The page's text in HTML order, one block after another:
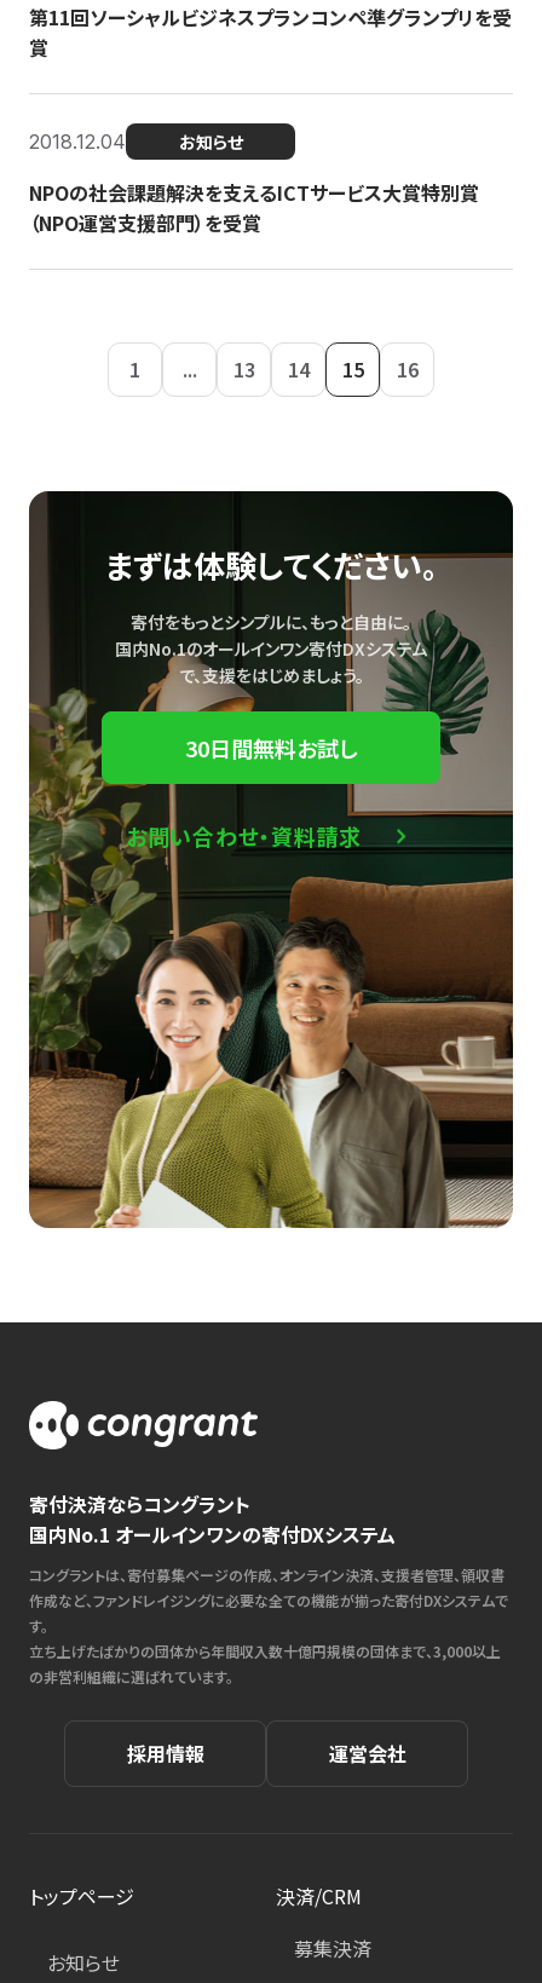
第11回ソーシャルビジネスプランコンペ準グランプリを受
賞
2018.12.04 お知らせ
NPOの社会課題解決を支えるICTサービス大賞特別賞
（NPO運営支援部門）を受賞
1 ... 13 14 15 16
まずは体験してください。
寄付をもっとシンプルに、もっと自由に。
国内No.1のオールインワン寄付DXシステム
で、支援をはじめましょう。
30日間無料お試し
お問い合わせ・資料請求
寄付決済ならコングラント
国内No.1 オールインワンの寄付DXシステム
コングラントは、寄付募集ページの作成、オンライン決済、支援者管理、領収書
作成など、ファンドレイジングに必要な全ての機能が揃った寄付DXシステムで
す。
立ち上げたばかりの団体から年間収入数十億円規模の団体まで、3,000以上
の非営利組織に選ばれています。
採用情報 運営会社
トップページ
お知らせ
決済/CRM
募集決済